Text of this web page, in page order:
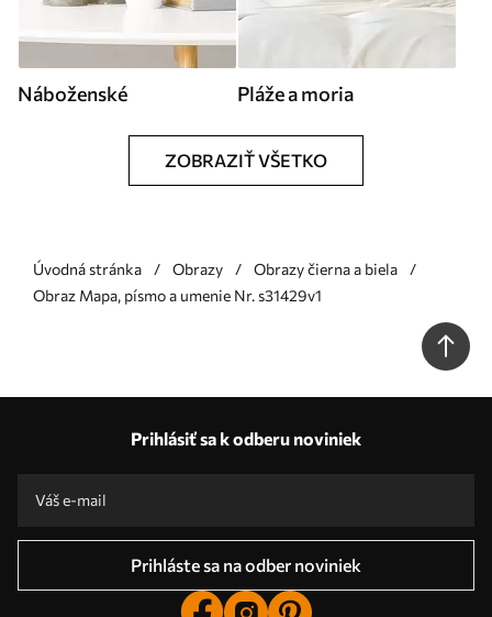
Náboženské Pláže a moria
ZOBRAZIŤ VŠETKO
Úvodná stránka Obrazy
Obrazy čierna a biela
Obraz Mapa, písmo a umenie Nr. s31429v1
Prihlásiť sa k odberu noviniek
Prihláste sa na odber noviniek